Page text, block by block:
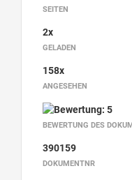
SEITEN
2x
GELADEN
158x
ANGESEHEN
BEWERTUNG DES
390159
DOKUMENTNR